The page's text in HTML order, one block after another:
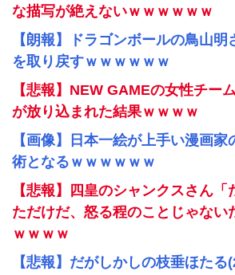
な描写が絶えないｗｗｗｗｗｗ
【朗報】ドラゴンボールの鳥山
を取り戻すｗｗｗｗｗｗ
【悲報】NEW GAMEの女性チー
が放り込まれた結果ｗｗｗｗ
【画像】日本一絵が上手い漫画
術となるｗｗｗｗｗｗ
【悲報】四皇のシャンクスさん
ただけだ、怒る程のことじゃな
ｗｗｗｗ
【悲報】だがしかしの枝垂ほた